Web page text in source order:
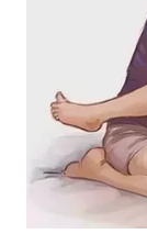
WN
SUMEDANG
WN